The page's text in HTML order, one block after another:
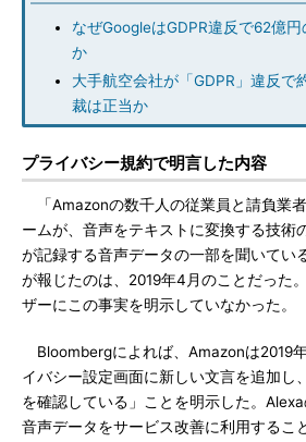
なぜGoogleはGDPR違反で62億
か
大手航空会社が「GDPR」違反
裁は正当か
プライバシー規約で明言した内容
「Amazonの数千人の従業員と請負業
ームが、音声をテキストに変換する技術
が記録する音声データの一部を聞いてい
が報じたのは、2019年4月のことだった
ザーにこの事実を明示していなかった。
Bloombergによれば、Amazonは2019
イバシー設定画面に新しい文言を追加し
を確認している」ことを明示した。
音声データをサービス改善に利用するこ